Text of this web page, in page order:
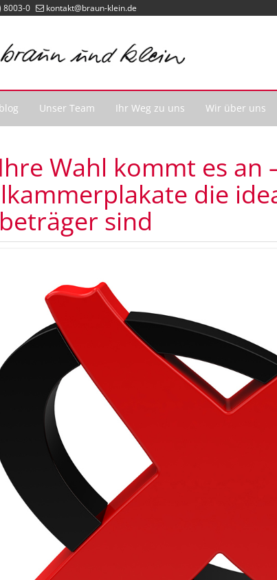
8003-0 kontakt@braun-klein.de
blog Unser Team Ihr Weg zu uns Wir über uns
Wahl kommt es an
die
sind